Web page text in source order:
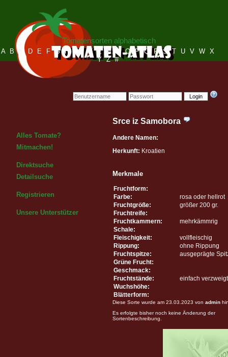
Login
Tomatensorten alphabetisch
A B C D E F G H I J K L M N O P Q R S T U V W X
Y Z #
Alles Tomate?
Mitmachen!
Direktsuche
Detailsuche
Registrieren
Unsere Unterstützer
Srce iz Samobora
Andere Namen:
Herkunft: Kroatien
Merkmale
Fruchtform:
Farbe:
rosa oder hellrot
Fruchtgröße:
größer 200 gr.
Fruchtreife:
Fruchtkammern:
mehrkämmrig
Schale:
Fleischigkeit:
vollfleischig
Rippung:
ohne Rippung
Fruchtspitze:
ausgeprägte
Grüne Frucht:
Geschmack:
Fruchtstände:
einfach verzweigt
Wuchshöhe:
Blätterform:
Diese Sorte wurde am 23.03.2023 von admin
Es erfolgte bisher noch keine Änderung der
Sortenbeschreibung.